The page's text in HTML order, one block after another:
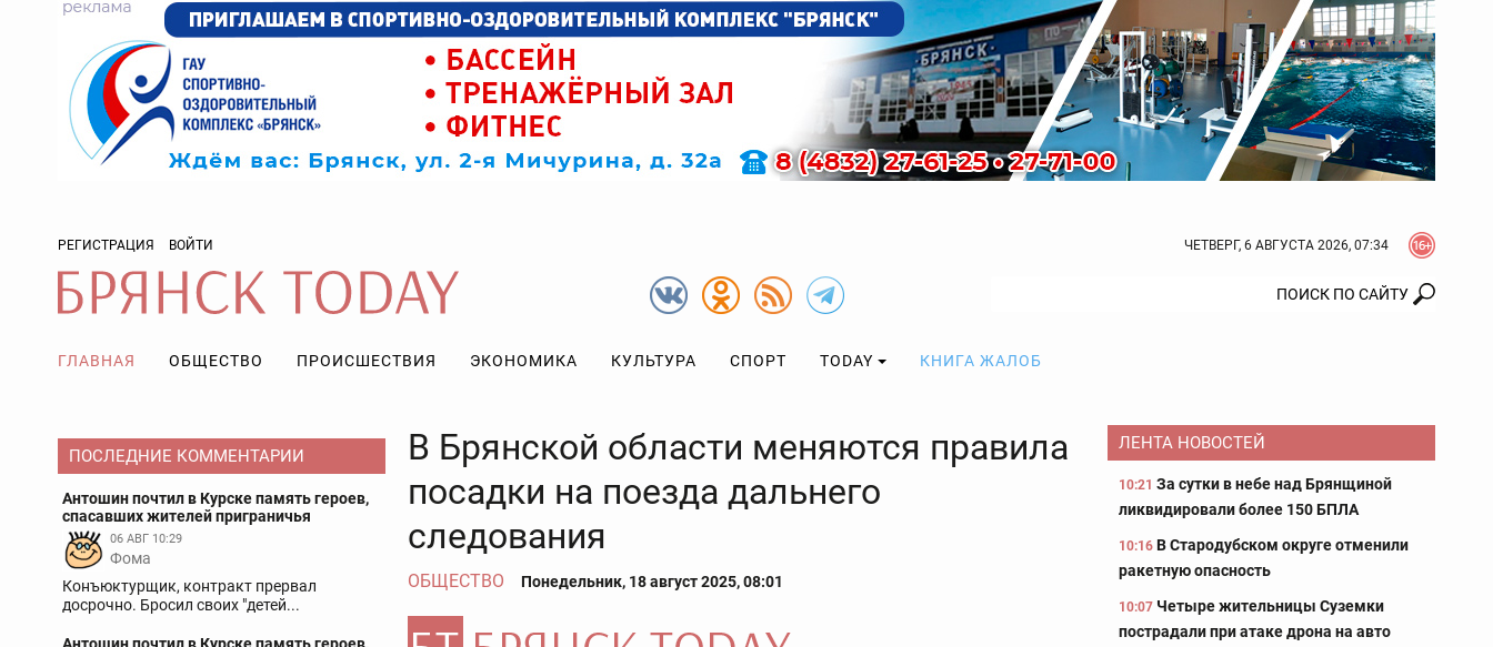
РЕГИСТРАЦИЯ ВОЙТИ ЧЕТВЕРГ, 6 АВГУСТА 2026, 07:34
ГЛАВНАЯ ОБЩЕСТВО ПРОИСШЕСТВИЯ ЭКОНОМИКА КУЛЬТУРА СПОРТ TODAY КНИГА ЖАЛОБ
ПОСЛЕДНИЕ КОММЕНТАРИИ
Антошин почтил в Курске память героев,
спасавших жителей приграничья
06 АВГ 10:29
Фома
Конъюктурщик, контракт прервал
досрочно. Бросил своих "детей...
В Брянской области меняются правила
посадки на поезда дальнего
следования
ОБЩЕСТВО Понедельник, 18 август 2025, 08:01
ЛЕНТА НОВОСТЕЙ
10:21 За сутки в небе над Брянщиной
ликвидировали более 150 БПЛА
10:16 В Стародубском округе отменили
ракетную опасность
10:07 Четыре жительницы Суземки
пострадали при атаке дрона на авто